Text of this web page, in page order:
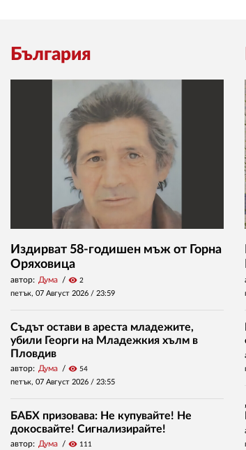
България
Издирват 58-годишен мъж от Горна
Оряховица
автор: Дума visibility 2
петък, 07 Август 2026 / 23:59
Съдът остави в ареста младежите,
убили Георги на Младежкия хълм в
Пловдив
автор: Дума visibility 54
петък, 07 Август 2026 / 23:55
БАБХ призовава: Не купувайте! Не
докосвайте! Сигнализирайте!
автор: Дума visibility 111